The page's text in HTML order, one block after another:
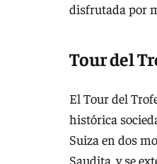
disfrutada por
Tour del
El Tour del
histórica
Suiza en dos
Saudita, y se